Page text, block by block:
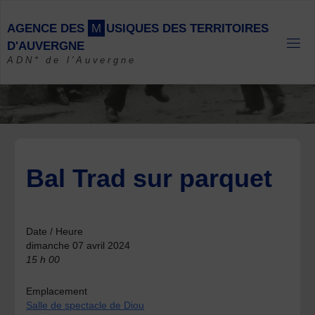
content
AGENCE DES M USIQUES DES TERRITOIRES
D'AUVERGNE
ADN* de l'Auvergne
Bal Trad sur parquet
Date / Heure
dimanche 07 avril 2024
15 h 00
Emplacement
Salle de spectacle de Diou